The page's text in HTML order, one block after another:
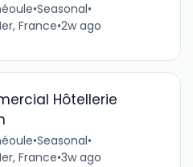
•Seasonal•
France•2w ago
Hôtellerie
•Seasonal•
France•3w ago